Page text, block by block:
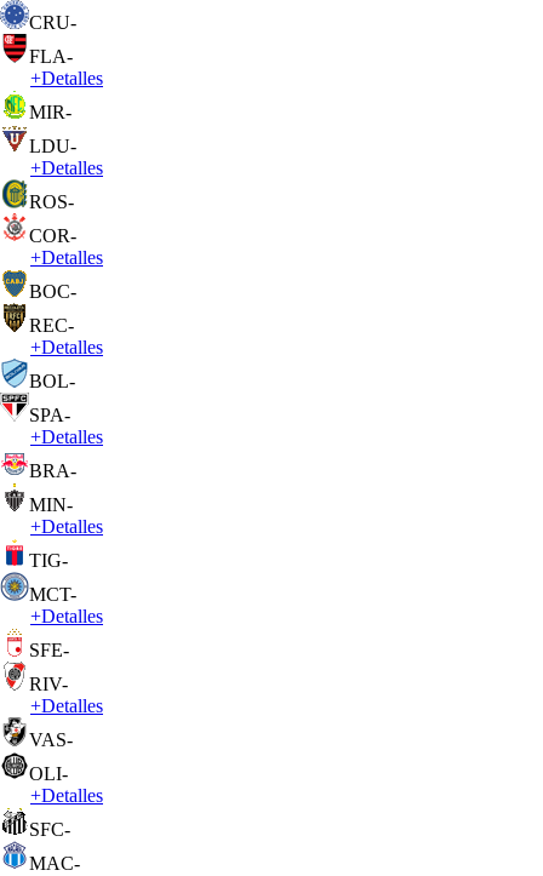
CRU-
FLA-
+Detalles
MIR-
LDU-
+Detalles
ROS-
COR-
+Detalles
BOC-
REC-
+Detalles
BOL-
SPA-
+Detalles
BRA-
MIN-
+Detalles
TIG-
MCT-
+Detalles
SFE-
RIV-
+Detalles
VAS-
OLI-
+Detalles
SFC-
MAC-